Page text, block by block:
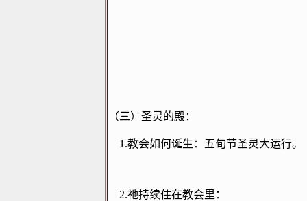
（三）圣灵的殿：
1.教会如何诞生：五旬节圣灵大运行。
2.祂持续住在教会里：